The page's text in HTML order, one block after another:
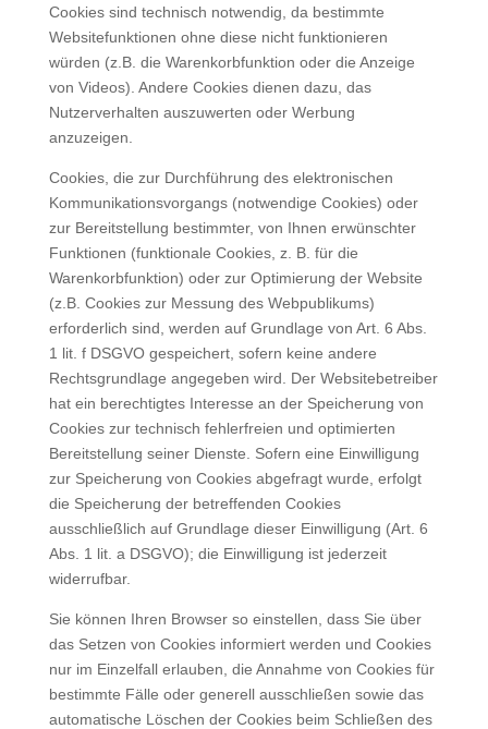
Cookies sind technisch notwendig, da bestimmte
Websitefunktionen ohne diese nicht funktionieren
würden (z.B. die Warenkorbfunktion oder die Anzeige
von Videos). Andere Cookies dienen dazu, das
Nutzerverhalten auszuwerten oder Werbung
anzuzeigen.
Cookies, die zur Durchführung des elektronischen
Kommunikationsvorgangs (notwendige Cookies) oder
zur Bereitstellung bestimmter, von Ihnen erwünschter
Funktionen (funktionale Cookies, z. B. für die
Warenkorbfunktion) oder zur Optimierung der Website
(z.B. Cookies zur Messung des Webpublikums)
erforderlich sind, werden auf Grundlage von Art. 6 Abs.
1 lit. f DSGVO gespeichert, sofern keine andere
Rechtsgrundlage angegeben wird. Der Websitebetreiber
hat ein berechtigtes Interesse an der Speicherung von
Cookies zur technisch fehlerfreien und optimierten
Bereitstellung seiner Dienste. Sofern eine Einwilligung
zur Speicherung von Cookies abgefragt wurde, erfolgt
die Speicherung der betreffenden Cookies
ausschließlich auf Grundlage dieser Einwilligung (Art. 6
Abs. 1 lit. a DSGVO); die Einwilligung ist jederzeit
widerrufbar.
Sie können Ihren Browser so einstellen, dass Sie über
das Setzen von Cookies informiert werden und Cookies
nur im Einzelfall erlauben, die Annahme von Cookies für
bestimmte Fälle oder generell ausschließen sowie das
automatische Löschen der Cookies beim Schließen des